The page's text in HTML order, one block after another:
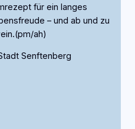
für ein langes
– und ab und zu
ah)
Senftenberg